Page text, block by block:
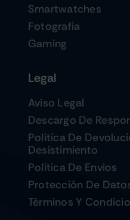
Smartwatches
Fotografia
Gaming
Legal
Aviso Legal
Descargo De
Política De
Desistimiento
Política De Envios
Protección De
Términos Y